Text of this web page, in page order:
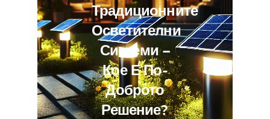
Традиционните
Осветителни
Системи –
Кое Е По-
Доброто
Решение?